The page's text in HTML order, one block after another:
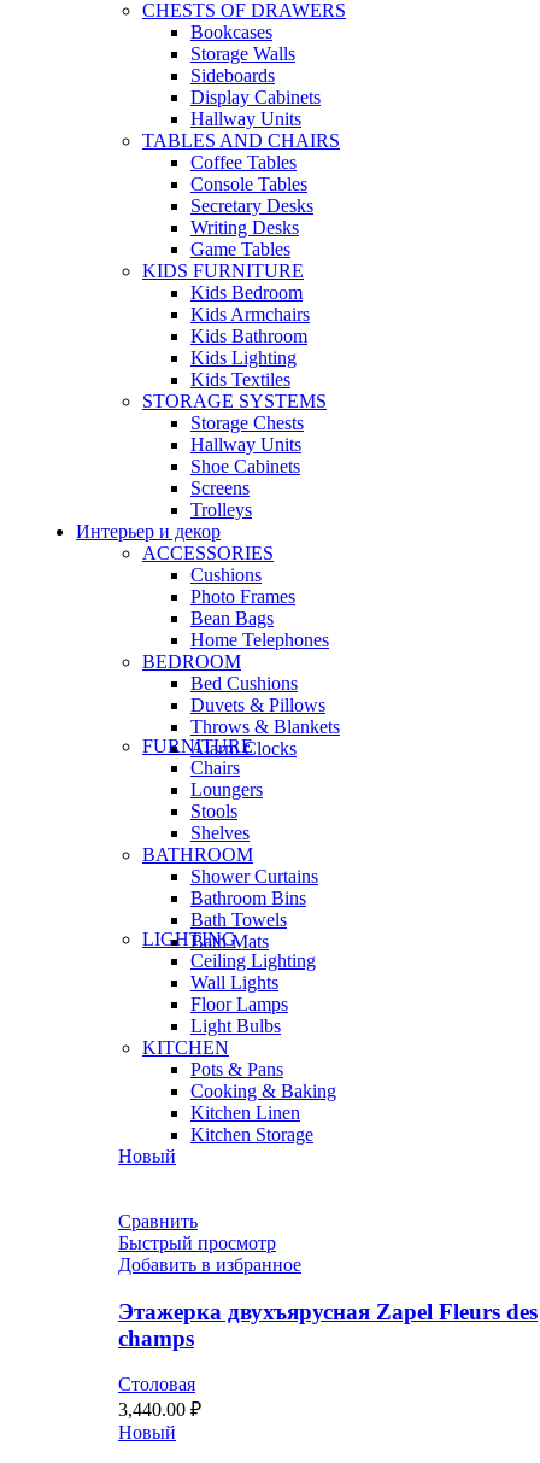
CHESTS OF DRAWERS
Bookcases
Storage Walls
Sideboards
Display Cabinets
Hallway Units
TABLES AND CHAIRS
Coffee Tables
Console Tables
Secretary Desks
Writing Desks
Game Tables
KIDS FURNITURE
Kids Bedroom
Kids Armchairs
Kids Bathroom
Kids Lighting
Kids Textiles
STORAGE SYSTEMS
Storage Chests
Hallway Units
Shoe Cabinets
Screens
Trolleys
Интерьер и декор
ACCESSORIES
Cushions
Photo Frames
Bean Bags
Home Telephones
BEDROOM
Bed Cushions
Duvets & Pillows
Throws & Blankets
Alarm Clocks
FURNITURE
Chairs
Loungers
Stools
Shelves
BATHROOM
Shower Curtains
Bathroom Bins
Bath Towels
Bath Mats
LIGHTING
Ceiling Lighting
Wall Lights
Floor Lamps
Light Bulbs
KITCHEN
Pots & Pans
Cooking & Baking
Kitchen Linen
Kitchen Storage
Новый
Сравнить
Быстрый просмотр
Добавить в избранное
Этажерка двухъярусная Zapel Fleurs des
champs
Столовая
3,440.00 ₽
Новый